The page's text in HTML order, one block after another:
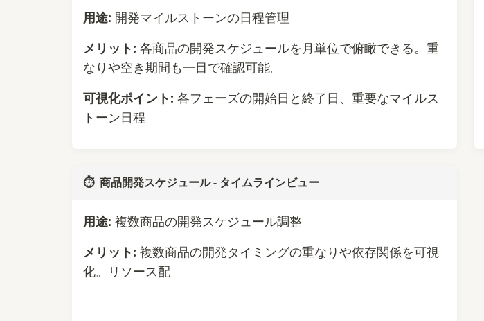
用途: 開発マイルストーンの日程管理
メリット: 各商品の開発スケジュールを月単位で俯瞰できる。重
なりや空き期間も一目で確認可能。
可視化ポイント: 各フェーズの開始日と終了日、重要なマイルス
トーン日程
⏱️ 商品開発スケジュール - タイムラインビュー
用途: 複数商品の開発スケジュール調整
メリット: 複数商品の開発タイミングの重なりや依存関係を可視
化。リソース配